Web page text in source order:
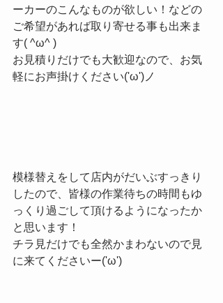
ーカーのこんなものが欲しい！などの
ご希望があれば取り寄せる事も出来ま
す( ^ω^ )
お見積りだけでも大歓迎なので、お気
軽にお声掛けください('ω')ノ
模様替えをして店内がだいぶすっきり
したので、皆様の作業待ちの時間もゆ
っくり過ごして頂けるようになったか
と思います！
チラ見だけでも全然かまわないので見
に来てくださいー('ω')